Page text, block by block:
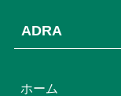
(3)
ADRA
ホーム